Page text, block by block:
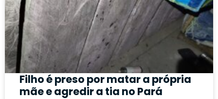
Filho é preso por matar a própria
mãe e agredir a tia no Pará